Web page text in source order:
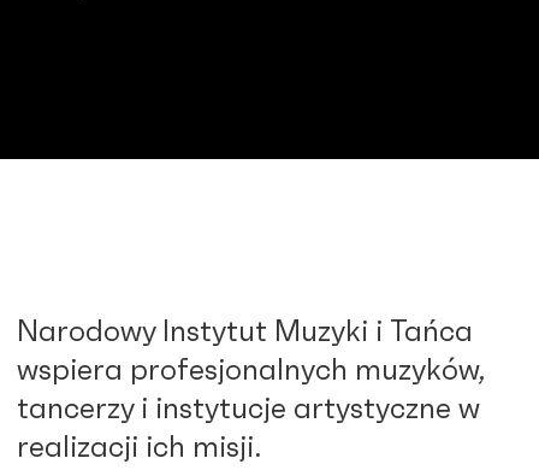
Narodowy Instytut Muzyki i Tańca
wspiera profesjonalnych muzyków,
tancerzy i instytucje artystyczne w
realizacji ich misji.